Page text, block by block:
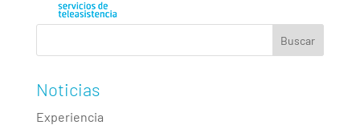
Noticias
Experiencia